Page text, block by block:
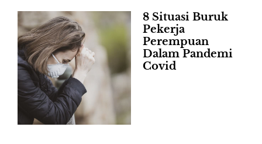
8 Situasi Buruk
Pekerja
Perempuan
Dalam Pandemi
Covid